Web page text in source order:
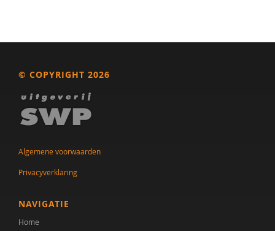
Drs. A. Scheeren
Annelies A. Spek
Laurie A. Stowe
Mw. A.A. Spek
Cisco Aerts
© COPYRIGHT 2026
Algemene voorwaarden
Privacyverklaring
NAVIGATIE
Home